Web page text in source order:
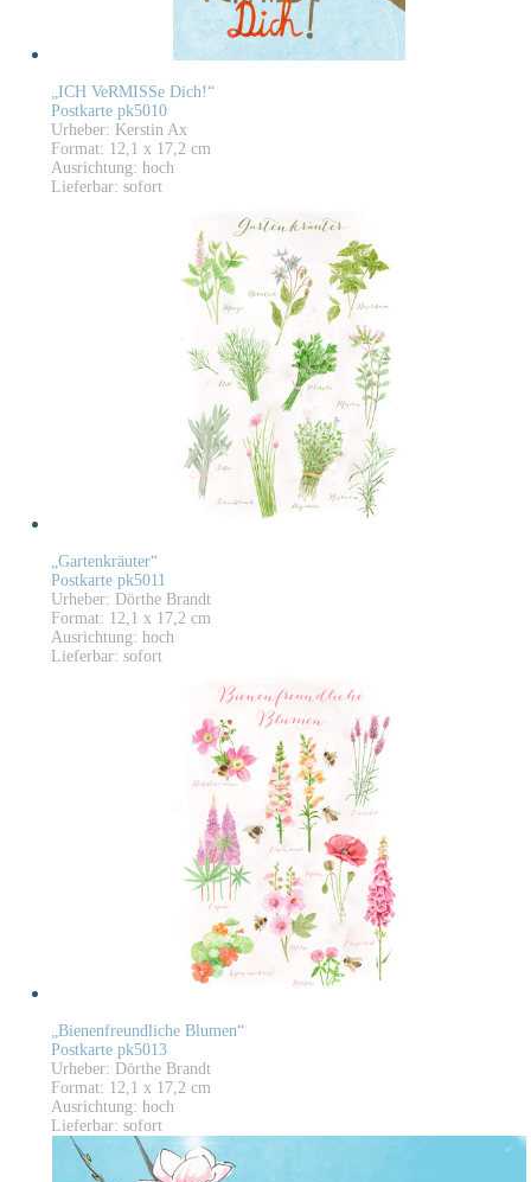
„ICH VeRMISSe Dich!“
Postkarte pk5010
Urheber: Kerstin Ax
Format: 12,1 x 17,2 cm
Ausrichtung: hoch
Lieferbar: sofort
„Gartenkräuter“
Postkarte pk5011
Urheber: Dörthe Brandt
Format: 12,1 x 17,2 cm
Ausrichtung: hoch
Lieferbar: sofort
„Bienenfreundliche Blumen“
Postkarte pk5013
Urheber: Dörthe Brandt
Format: 12,1 x 17,2 cm
Ausrichtung: hoch
Lieferbar: sofort